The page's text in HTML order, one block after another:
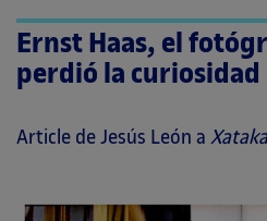
Ernst Haas, el
perdió la curiosidad
Article de Jesús León a